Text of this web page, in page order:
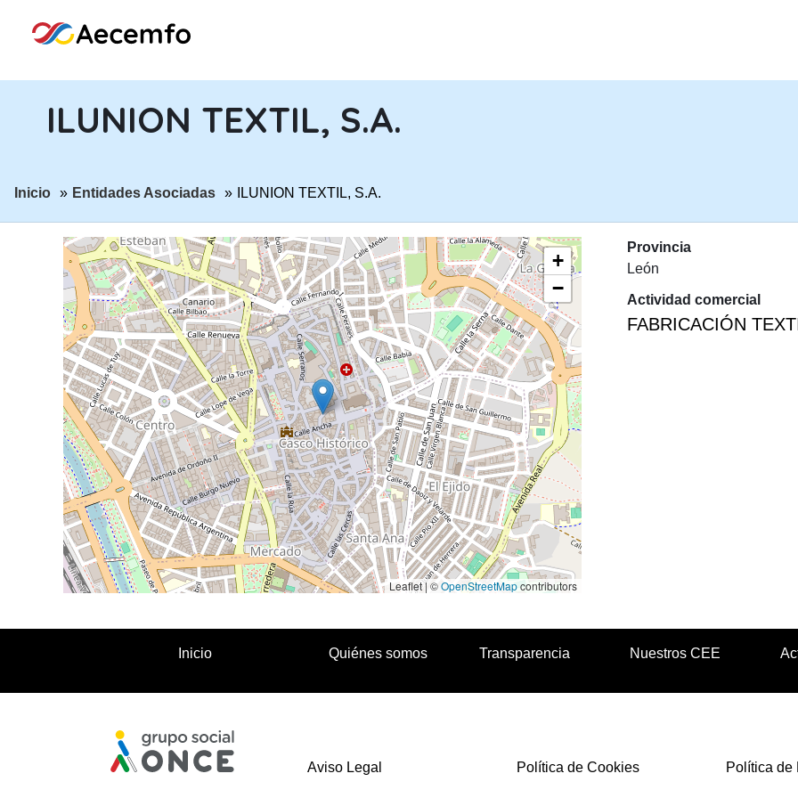
ILUNION TEXTIL, S.A.
ir a página:
Inicio ir a página:
Entidades Asociadas ILUNION TEXTIL, S.A.
+
−
Leaflet | ©OpenStreetMapcontributors
Provincia
León
Actividad comercial
FABRICACIÓN
Inicio Quiénes somos Transparencia Nuestros CEE
Aviso Legal Política de Cookies Política de